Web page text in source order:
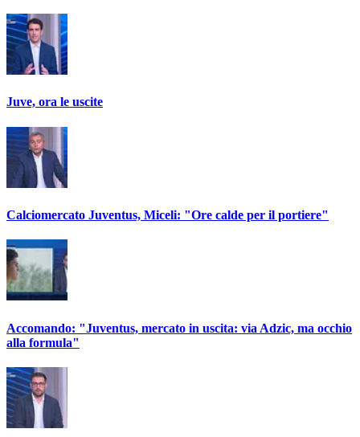
Juve, ora le uscite
Calciomercato Juventus, Miceli: "Ore calde per il portiere"
Accomando: "Juventus, mercato in uscita: via Adzic, ma occhio
alla formula"